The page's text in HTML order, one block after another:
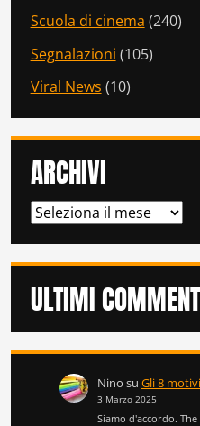
Scuola di cinema (240)
Segnalazioni (105)
Viral News (10)
ARCHIVI
ARCHIVI
ULTIMI
Nino su Gli 8
3 Marzo 2025
Siamo d'accordo.